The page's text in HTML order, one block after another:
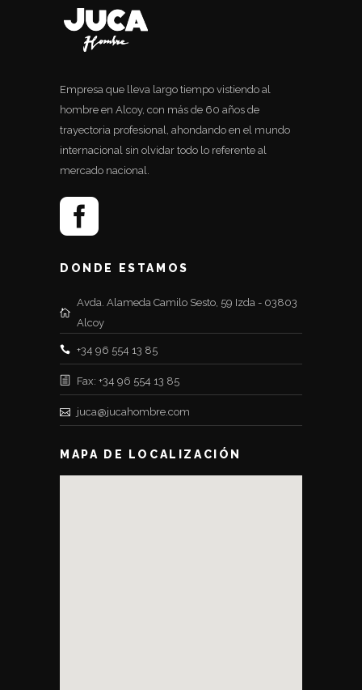
Empresa que lleva largo tiempo vistiendo al
hombre en Alcoy, con más de 60 años de
trayectoria profesional, ahondando en el mundo
internacional sin olvidar todo lo referente al
mercado nacional.
DONDE ESTAMOS
Avda. Alameda Camilo Sesto, 59 Izda - 03803
Alcoy
+34 96 554 13 85
Fax: +34 96 554 13 85
juca@jucahombre.com
MAPA DE LOCALIZACIÓN